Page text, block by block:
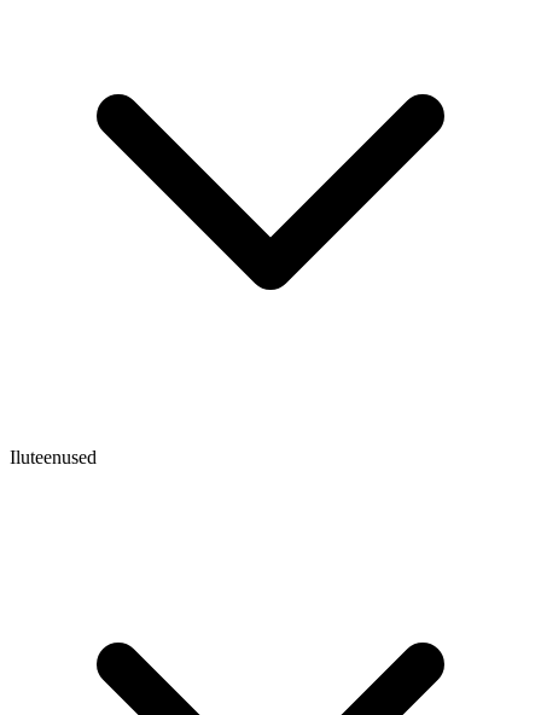
Iluteenused